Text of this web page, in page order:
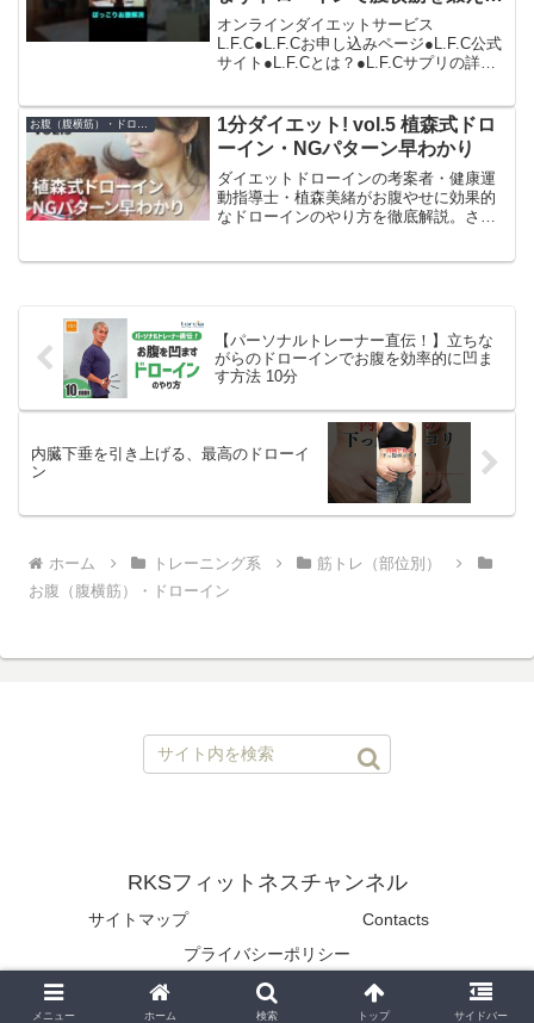
ぽっこりお腹解消 #Shorts
オンラインダイエットサービス
L.F.C●L.F.Cお申し込みページ●L.F.C公式
サイト●L.F.Cとは？●L.F.Cサプリの詳細●
ドチャンネル●藤井のダイエッ...
お腹（腹横筋）・ドローイン
1分ダイエット! vol.5 植森式ドロ
ーイン・NGパターン早わかり
ダイエットドローインの考案者・健康運
動指導士・植森美緒がお腹やせに効果的
なドローインのやり方を徹底解説。さく
【パーソナルトレーナー直伝！】立ちな
がらのドローインでお腹を効率的に凹ま
す方法 10分
内臓下垂を引き上げる、最高のドローイ
ン
ホーム トレーニング系
筋トレ（部位別）
お腹（腹横筋）・ドローイン
RKSフィットネスチャンネル
サイトマップ
Contacts
プライバシーポリシー
© 2020 RKSフィットネスチャンネル.
メニュー ホーム 検索 トップ サイドバー